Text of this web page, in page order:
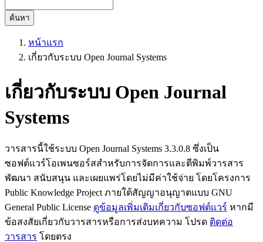
ค้นหา
หน้าแรก
เกี่ยวกับระบบ Open Journal Systems
เกี่ยวกับระบบ Open Journal
Systems
วารสารนี้ใช้ระบบ Open Journal Systems 3.3.0.8 ซึ่งเป็น
ซอฟต์แวร์โอเพนซอร์สสำหรับการจัดการและตีพิมพ์วารสาร
พัฒนา สนับสนุน และเผยแพร่โดยไม่มีค่าใช้จ่าย โดยโครงการ
Public Knowledge Project ภายใต้สัญญาอนุญาตแบบ GNU
General Public License ดูข้อมูลเพิ่มเติมเกี่ยวกับซอฟต์แวร์ หากมี
ข้อสงสัยเกี่ยวกับวารสารหรือการส่งบทความ โปรด ติดต่อ
วารสาร โดยตรง